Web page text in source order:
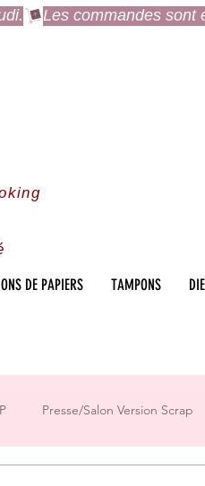
DE PAPIERS TAMPONS
Presse/Salon Version Scrap